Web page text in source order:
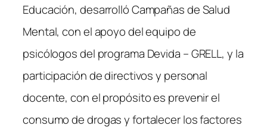
Educación, desarrolló Campañas de Salud
Mental, con el apoyo del equipo de
psicólogos del programa Devida – GRELL, y la
participación de directivos y personal
docente, con el propósito es prevenir el
consumo de drogas y fortalecer los factores